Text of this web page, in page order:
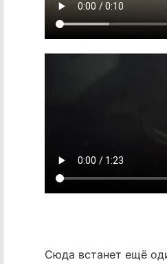
Сюда встанет ещё